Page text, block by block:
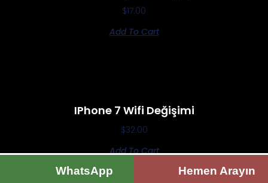
$17.00
Add To Cart
IPhone 7 Wifi Değişimi
$32.00
Add To Cart
WhatsApp Hemen Arayın